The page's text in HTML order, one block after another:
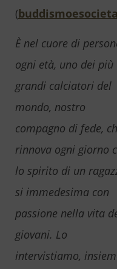
(
È nel cuore di
ogni età, uno dei più
grandi calciatori del
mondo, nostro
compagno di fede,
rinnova ogni giorno
lo spirito di un
si immedesima con
passione nella vita
giovani. Lo
intervistiamo,